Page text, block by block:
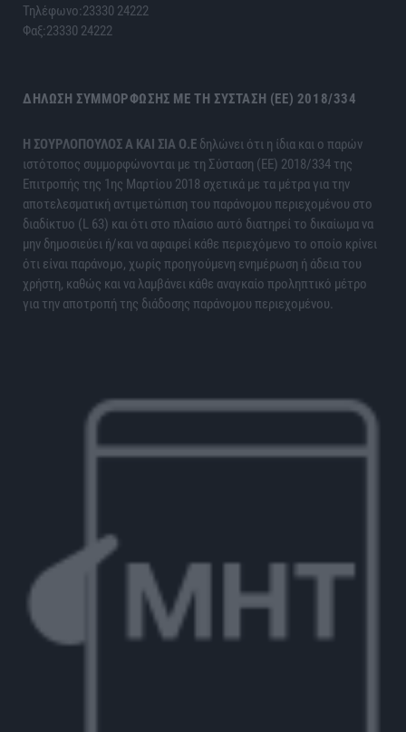
Τηλέφωνο:23330 24222
Φαξ:23330 24222
ΔΉΛΩΣΗ ΣΥΜΜΌΡΦΩΣΗΣ ΜΕ ΤΗ ΣΎΣΤΑΣΗ (ΕΕ) 2018/334
H ΣΟΥΡΛΟΠΟΥΛΟΣ Α ΚΑΙ ΣΙΑ Ο.Ε δηλώνει ότι η ίδια και ο παρών
ιστότοπος συμμορφώνονται με τη Σύσταση (ΕΕ) 2018/334 της
Επιτροπής της 1ης Μαρτίου 2018 σχετικά με τα μέτρα για την
αποτελεσματική αντιμετώπιση του παράνομου περιεχομένου στο
διαδίκτυο (L 63) και ότι στο πλαίσιο αυτό διατηρεί το δικαίωμα να
μην δημοσιεύει ή/και να αφαιρεί κάθε περιεχόμενο το οποίο κρίνει
ότι είναι παράνομο, χωρίς προηγούμενη ενημέρωση ή άδεια του
χρήστη, καθώς και να λαμβάνει κάθε αναγκαίο προληπτικό μέτρο
για την αποτροπή της διάδοσης παράνομου περιεχομένου.